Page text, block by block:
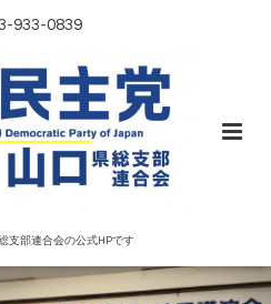
933-0839
支部連合会の公式HPです